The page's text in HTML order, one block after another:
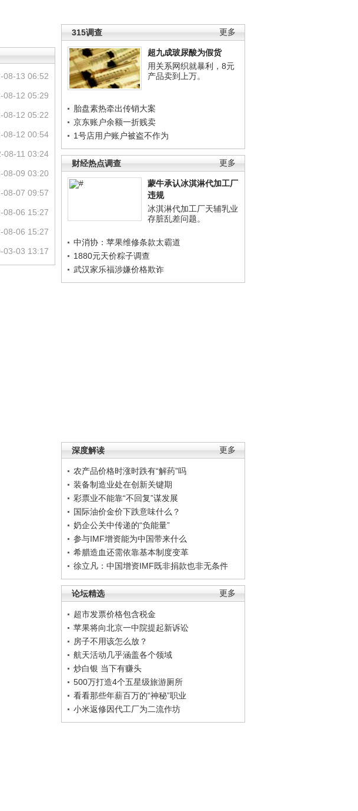
更多
315调查
超九成玻尿酸为假货
用关系网织就暴利，8元
产品卖到上万。
胎盘素热牵出传销大案
京东账户余额一折贱卖
1号店用户账户被盗不作为
更多
财经热点调查
蒙牛承认冰淇淋代加工厂
违规
冰淇淋代加工厂天辅乳业
存脏乱差问题。
中消协：苹果维修条款太霸道
1880元天价粽子调查
武汉家乐福涉嫌价格欺诈
更多
深度解读
农产品价格时涨时跌有“解药”吗
装备制造业处在创新关键期
彩票业不能靠“不回复”谋发展
国际油价金价下跌意味什么？
奶企公关中传递的“负能量”
参与IMF增资能为中国带来什么
希腊造血还需依靠基本制度变革
徐立凡：中国增资IMF既非捐款也非无条件
更多
论坛精选
超市发票价格包含税金
苹果将向北京一中院提起新诉讼
房子不用该怎么放？
航天活动几乎涵盖各个领域
炒白银 当下有赚头
500万打造4个五星级旅游厕所
看看那些年薪百万的“神秘”职业
小米返修因代工厂为二流作坊
08-13 06:52
08-12 05:29
08-12 05:22
08-12 00:54
08-11 03:24
08-09 03:20
08-07 09:57
08-06 15:27
08-06 15:27
03-03 13:17